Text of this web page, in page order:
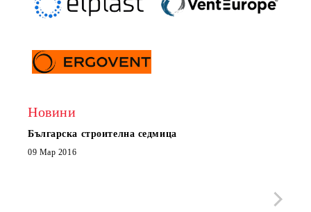
Новини
Българска строителна седмица
09 Мар 2016